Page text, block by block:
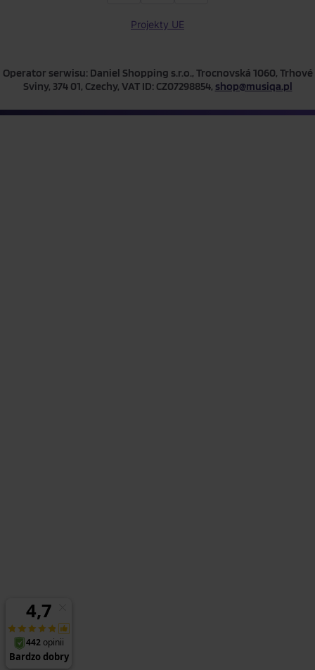
Projekty UE
Operator serwisu: Daniel Shopping s.r.o., Trocnovská 1060, Trhové
Sviny, 374 01, Czechy, VAT ID: CZ07298854, shop@musiqa.pl